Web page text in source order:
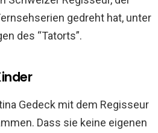
gedreht hat, unter
des “Tatorts”.
Gedeck mit dem Regisseur
Dass sie keine eigenen